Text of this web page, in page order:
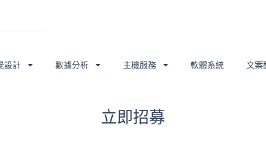
設計 數據分析 主機服務 軟體系統 文案
立即招募